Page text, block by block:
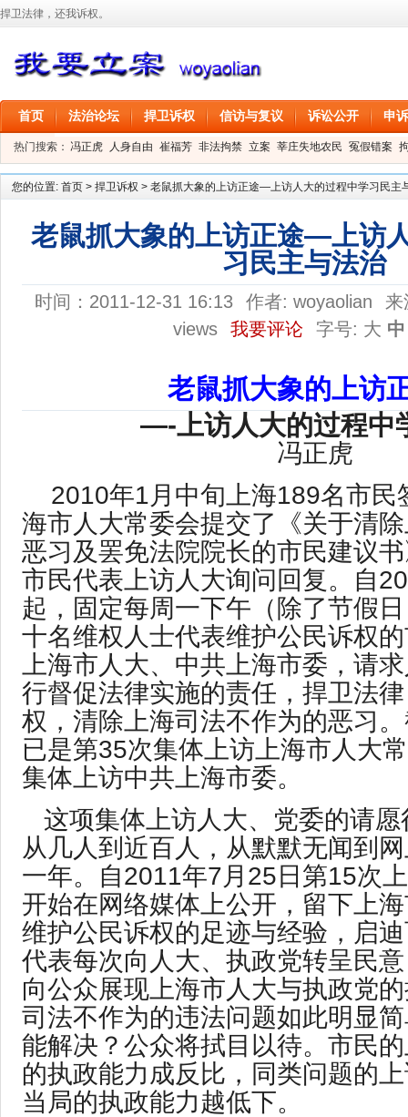
捍卫法律，还我诉权。
首页 法治论坛 捍卫诉权 信访与复议 诉讼公开 申
热门搜索： 冯正虎 人身自由 崔福芳 非法拘禁 立案 莘庄失地农民 冤假错案
叶剑 刑事拘留 信息公开 叶桂香
您的位置: 首页 > 捍卫诉权 > 老鼠抓大象的上访正途—上访人大的过程中学习民主
老鼠抓大象的上访正途—上访
习民主与法治
时间：2011-12-31 16:13 作者: woyaolian
views
我要评论 字号: 大 中
老鼠抓大象的上访
—-上访人大的过程中
冯正虎
2010年1月中旬上海189名市民
海市人大常委会提交了《关于清
恶习及罢免法院院长的市民建议
市民代表上访人大询问回复。自
起，固定每周一下午（除了节假
十名维权人士代表维护公民诉权
上海市人大、中共上海市委，请
行督促法律实施的责任，捍卫法
权，清除上海司法不作为的恶习
已是第35次集体上访上海市人大
集体上访中共上海市委。
这项集体上访人大、党委的请
从几人到近百人，从默默无闻到
一年。自2011年7月25日第15次
开始在网络媒体上公开，留下上
维护公民诉权的足迹与经验，启
代表每次向人大、执政党转呈民
向公众展现上海市人大与执政党
司法不作为的违法问题如此明显
能解决？公众将拭目以待。市民
的执政能力成反比，同类问题的
当局的执政能力越低下。